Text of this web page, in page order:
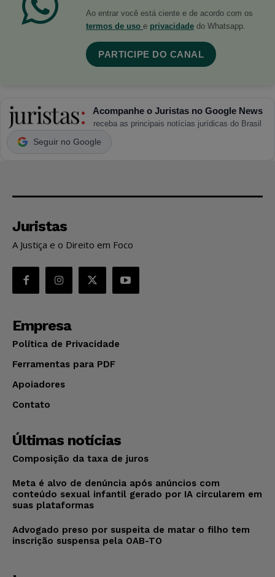
Ao entrar você está ciente e de acordo com os
termos de uso e privacidade do Whatsapp.
PARTICIPE DO CANAL
Acompanhe o Juristas no Google News
receba as principais notícias jurídicas do Brasil
Seguir no Google
Juristas
A Justiça e o Direito em Foco
Empresa
Política de Privacidade
Ferramentas para PDF
Apoiadores
Contato
Últimas notícias
Composição da taxa de juros
Meta é alvo de denúncia após anúncios com
conteúdo sexual infantil gerado por IA circularem em
suas plataformas
Advogado preso por suspeita de matar o filho tem
inscrição suspensa pela OAB-TO